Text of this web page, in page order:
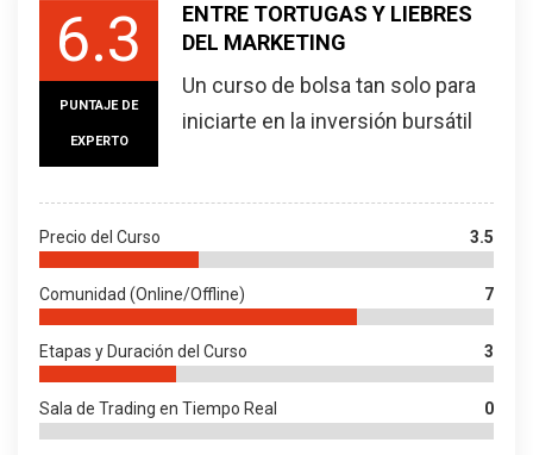
6.3
PUNTAJE DE
EXPERTO
ENTRE TORTUGAS Y LIEBRES
DEL MARKETING
Un curso de bolsa tan solo para
iniciarte en la inversión bursátil
Precio del Curso 3.5
Comunidad (Online/Offline) 7
Etapas y Duración del Curso 3
Sala de Trading en Tiempo Real 0